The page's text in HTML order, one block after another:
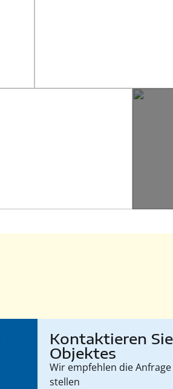
Kontaktieren
Objektes
Wir empfehlen die
stellen